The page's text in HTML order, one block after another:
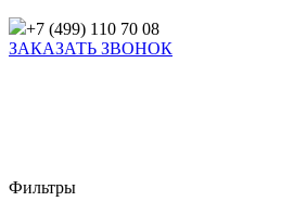
+7 (499) 110 70 08
ЗАКАЗАТЬ ЗВОНОК
Фильтры